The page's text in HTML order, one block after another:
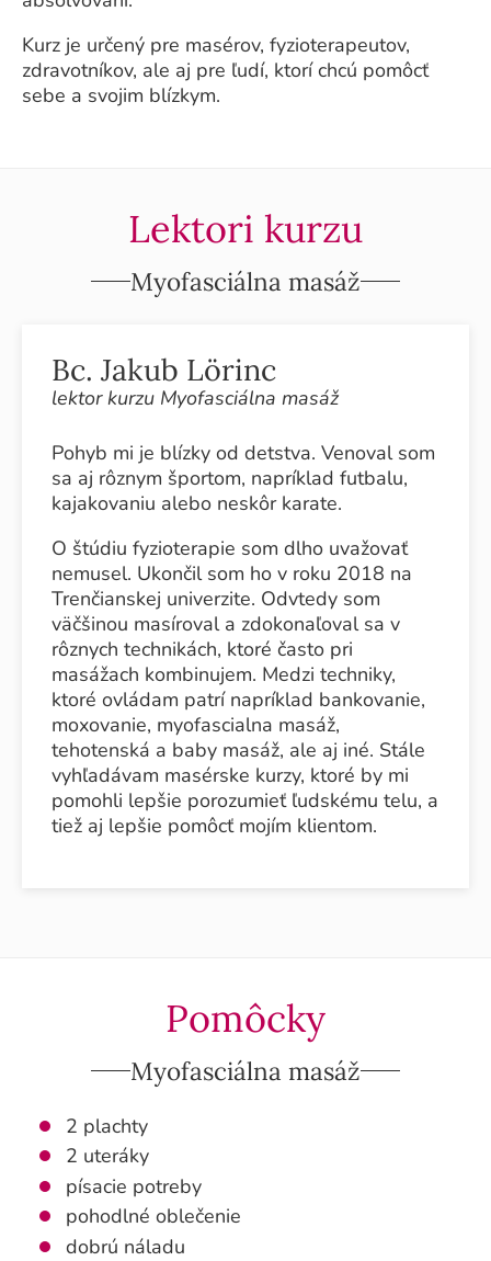
Kurz je určený pre masérov, fyzioterapeutov,
zdravotníkov, ale aj pre ľudí, ktorí chcú pomôcť
sebe a svojim blízkym.
Lektori kurzu
Myofasciálna masáž
Bc. Jakub Lörinc
lektor kurzu Myofasciálna masáž
Pohyb mi je blízky od detstva. Venoval som
sa aj rôznym športom, napríklad futbalu,
kajakovaniu alebo neskôr karate.
O štúdiu fyzioterapie som dlho uvažovať
nemusel. Ukončil som ho v roku 2018 na
Trenčianskej univerzite. Odvtedy som
väčšinou masíroval a zdokonaľoval sa v
rôznych technikách, ktoré často pri
masážach kombinujem. Medzi techniky,
ktoré ovládam patrí napríklad bankovanie,
moxovanie, myofascialna masáž,
tehotenská a baby masáž, ale aj iné. Stále
vyhľadávam masérske kurzy, ktoré by mi
pomohli lepšie porozumieť ľudskému telu, a
tiež aj lepšie pomôcť mojím klientom.
Pomôcky
Myofasciálna masáž
2 plachty
2 uteráky
písacie potreby
pohodlné oblečenie
dobrú náladu